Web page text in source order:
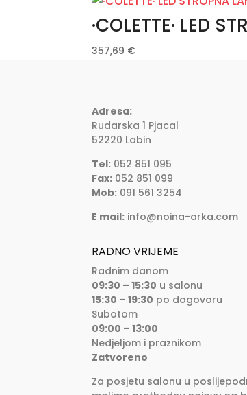
·COLETTE· LED
357,69 €
Adresa:
Rudarska 1 Pjacal
52220 Labin
Tel: 052 851 095
Fax: 052 851 099
Mob: 091 561 3254
E mail: info@noina-arka.com
RADNO VRIJEME
Radnim danom
09:30 – 15:30 u salonu
15:30 – 19:30 po dogovoru
Subotom
09:00 – 13:00
Nedjeljom i praznikom
Zatvoreno
Za posjetu salonu u